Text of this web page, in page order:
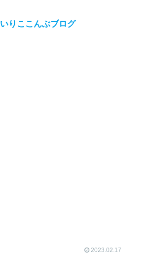
いりここんぶブログ
2023.02.17